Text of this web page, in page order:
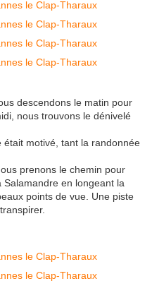
descendons le matin pour
nous trouvons le dénivelé
motivé, tant la randonnée
prenons le chemin pour
en longeant la
points de vue. Une piste